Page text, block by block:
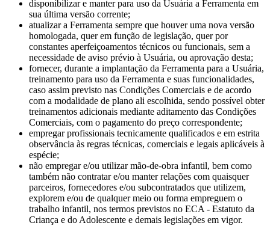
disponibilizar e manter para uso da Usuária a Ferramenta em
sua última versão corrente;
atualizar a Ferramenta sempre que houver uma nova versão
homologada, quer em função de legislação, quer por
constantes aperfeiçoamentos técnicos ou funcionais, sem a
necessidade de aviso prévio à Usuária, ou aprovação desta;
fornecer, durante a implantação da Ferramenta para a Usuária,
treinamento para uso da Ferramenta e suas funcionalidades,
caso assim previsto nas Condições Comerciais e de acordo
com a modalidade de plano ali escolhida, sendo possível obter
treinamentos adicionais mediante aditamento das Condições
Comerciais, com o pagamento do preço correspondente;
empregar profissionais tecnicamente qualificados e em estrita
observância às regras técnicas, comerciais e legais aplicáveis à
espécie;
não empregar e/ou utilizar mão-de-obra infantil, bem como
também não contratar e/ou manter relações com quaisquer
parceiros, fornecedores e/ou subcontratados que utilizem,
explorem e/ou de qualquer meio ou forma empreguem o
trabalho infantil, nos termos previstos no ECA - Estatuto da
Criança e do Adolescente e demais legislações em vigor.